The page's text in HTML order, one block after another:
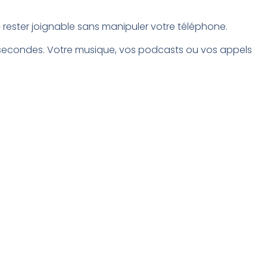
joignable sans manipuler votre téléphone.
Votre musique, vos podcasts ou vos appels